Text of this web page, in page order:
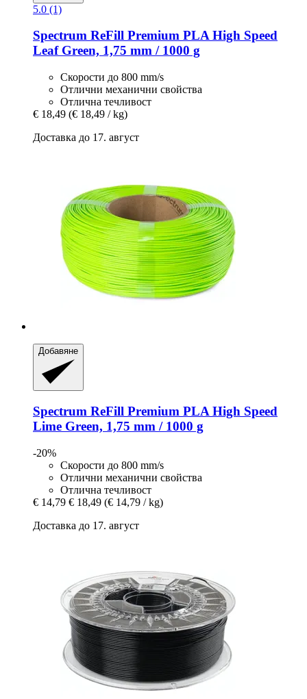
5.0 (1)
Spectrum ReFill Premium PLA High Speed
Leaf Green, 1,75 mm / 1000 g
Скорости до 800 mm/s
Отлични механични свойства
Отлична течливост
€ 18,49 (€ 18,49 / kg)
Доставка до 17. август
Добавяне
Spectrum ReFill Premium PLA High Speed
Lime Green, 1,75 mm / 1000 g
-20%
Скорости до 800 mm/s
Отлични механични свойства
Отлична течливост
€ 14,79 € 18,49 (€ 14,79 / kg)
Доставка до 17. август